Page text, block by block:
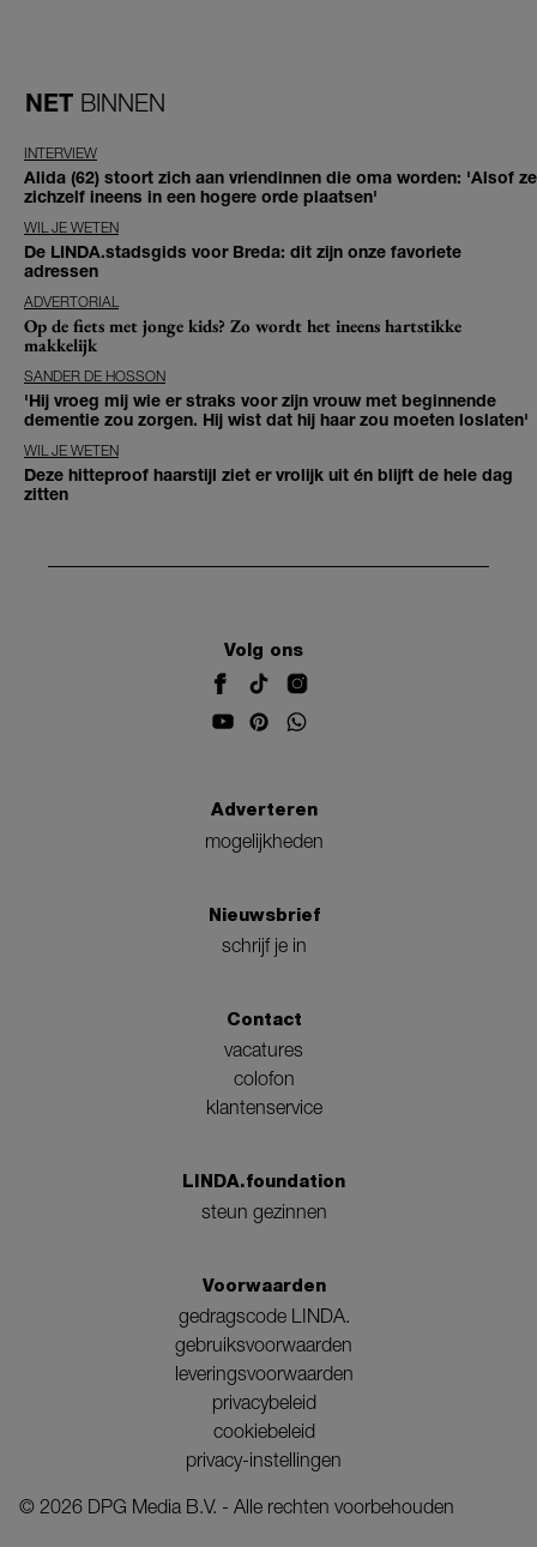
NET BINNEN
INTERVIEW
Alida (62) stoort zich aan vriendinnen die oma worden: 'Alsof ze
zichzelf ineens in een hogere orde plaatsen'
WIL JE WETEN
De LINDA.stadsgids voor Breda: dit zijn onze favoriete
adressen
ADVERTORIAL
Op de fiets met jonge kids? Zo wordt het ineens hartstikke
makkelijk
SANDER DE HOSSON
'Hij vroeg mij wie er straks voor zijn vrouw met beginnende
dementie zou zorgen. Hij wist dat hij haar zou moeten loslaten'
WIL JE WETEN
Deze hitteproof haarstijl ziet er vrolijk uit én blijft de hele dag
zitten
Volg ons
Adverteren
mogelijkheden
Nieuwsbrief
schrijf je in
Contact
vacatures
colofon
klantenservice
LINDA.foundation
steun gezinnen
Voorwaarden
gedragscode LINDA.
gebruiksvoorwaarden
leveringsvoorwaarden
privacybeleid
cookiebeleid
privacy-instellingen
© 2026 DPG Media B.V. - Alle rechten voorbehouden